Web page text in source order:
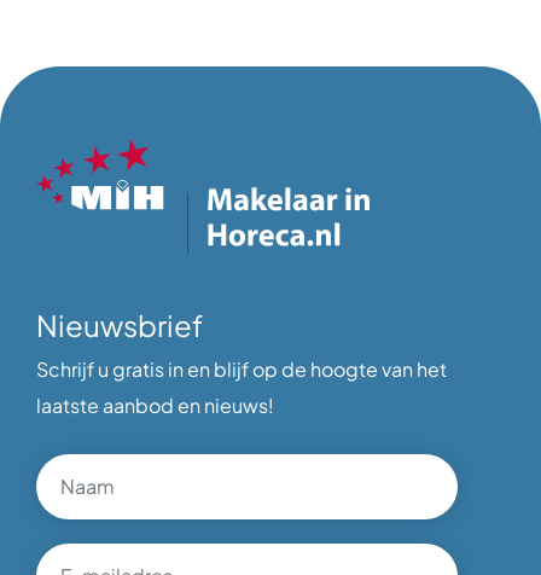
Nieuwsbrief
Schrijf u gratis in en blijf op de hoogte van het
laatste aanbod en nieuws!